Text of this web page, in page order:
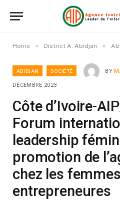
Home » District A. Abidjan »
ABIDJAN SOCIÉTÉ BY
DÉCEMBRE 2023
Côte d’Ivoire-
Forum
leadership
promotion de
chez les femmes
entrepreneures